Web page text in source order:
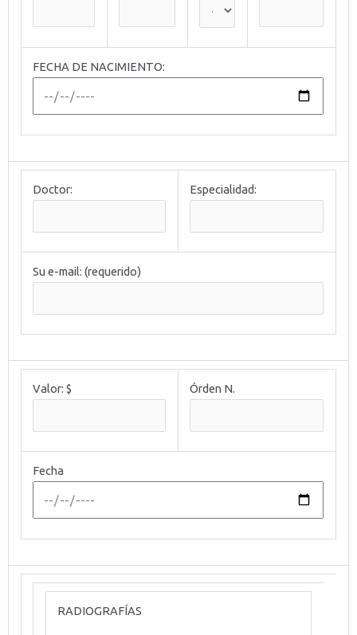
FECHA DE NACIMIENTO:
Doctor: Especialidad:
Su e-mail: (requerido)
Valor: $ Órden N.
Fecha
RADIOGRAFÍAS